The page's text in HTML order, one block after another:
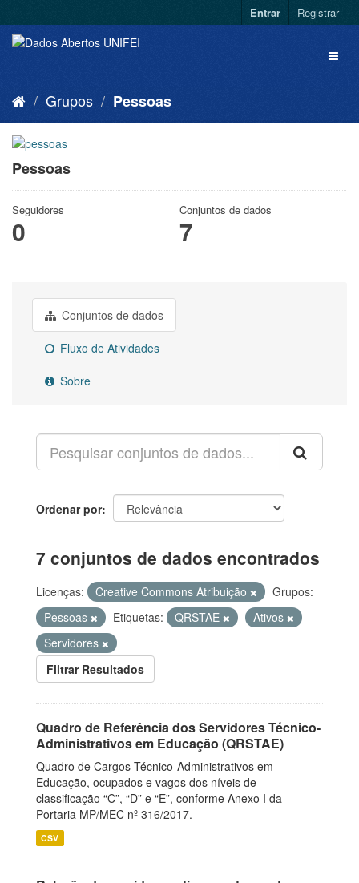
Entrar Registrar
Grupos Pessoas
Pessoas
Seguidores
0
Conjuntos de dados
7
Conjuntos de dados
Fluxo de Atividades
Sobre
Ordenar por
7 conjuntos de dados encontrados
Licenças: Creative Commons Atribuição
Grupos:
Pessoas
Etiquetas: QRSTAE
Ativos
Servidores
Filtrar Resultados
Quadro de Referência dos Servidores Técnico-
Administrativos em Educação (QRSTAE)
Quadro de Cargos Técnico-Administrativos em
Educação, ocupados e vagos dos níveis de
classificação “C”, “D” e “E”, conforme Anexo I da
Portaria MP/MEC nº 316/2017.
CSV